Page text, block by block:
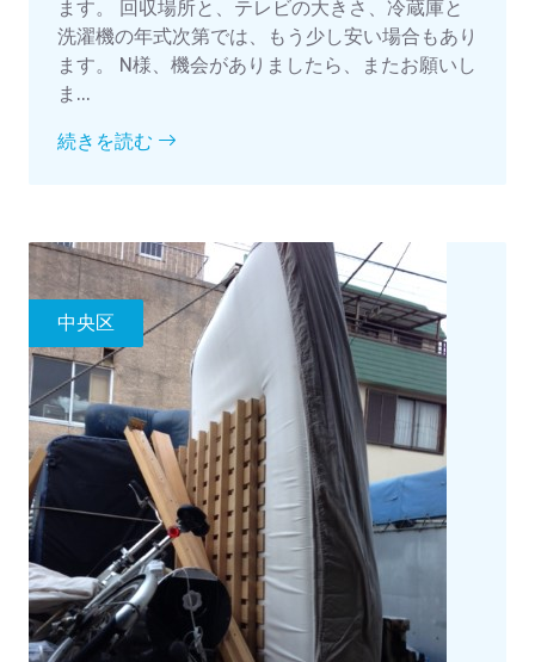
ます。 回収場所と、テレビの大きさ、冷蔵庫と
洗濯機の年式次第では、もう少し安い場合もあり
ます。 N様、機会がありましたら、またお願いし
ま...
続きを読む
中央区